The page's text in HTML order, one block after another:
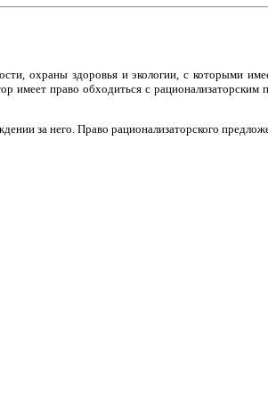
охраны здоровья и экологии, с которыми
имеет право обходиться с
за него. Право рационализаторского